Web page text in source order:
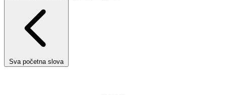
Sva početna slova